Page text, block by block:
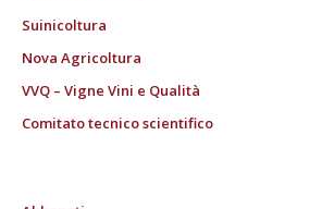
Suinicoltura
Nova Agricoltura
VVQ – Vigne Vini e Qualità
Comitato tecnico scientifico